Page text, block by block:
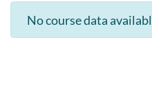
No course data